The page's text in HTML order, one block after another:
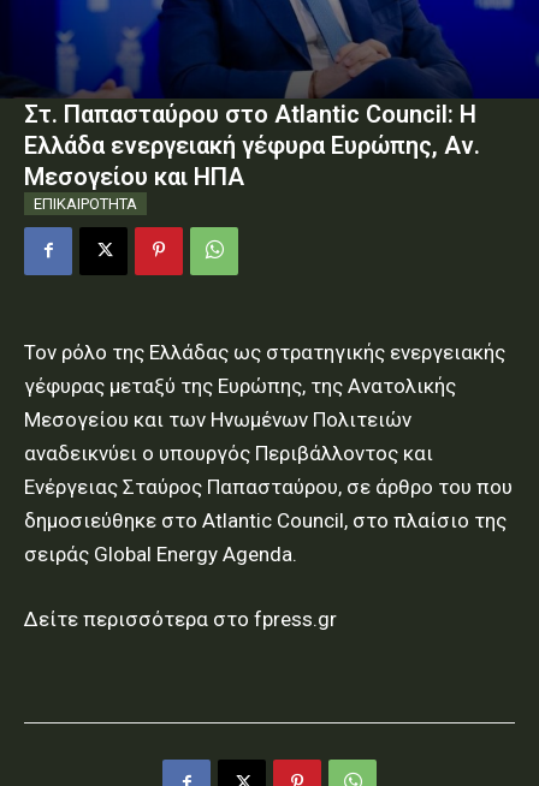
Στ. Παπασταύρου στο Atlantic Council: Η
Ελλάδα ενεργειακή γέφυρα Ευρώπης, Αν.
Μεσογείου και ΗΠΑ
ΕΠΙΚΑΙΡΟΤΗΤΑ
Τον ρόλο της Ελλάδας ως στρατηγικής ενεργειακής
γέφυρας μεταξύ της Ευρώπης, της Ανατολικής
Μεσογείου και των Ηνωμένων Πολιτειών
αναδεικνύει ο υπουργός Περιβάλλοντος και
Ενέργειας Σταύρος Παπασταύρου, σε άρθρο του που
δημοσιεύθηκε στο Atlantic Council, στο πλαίσιο της
σειράς Global Energy Agenda.
Δείτε περισσότερα στο fpress.gr